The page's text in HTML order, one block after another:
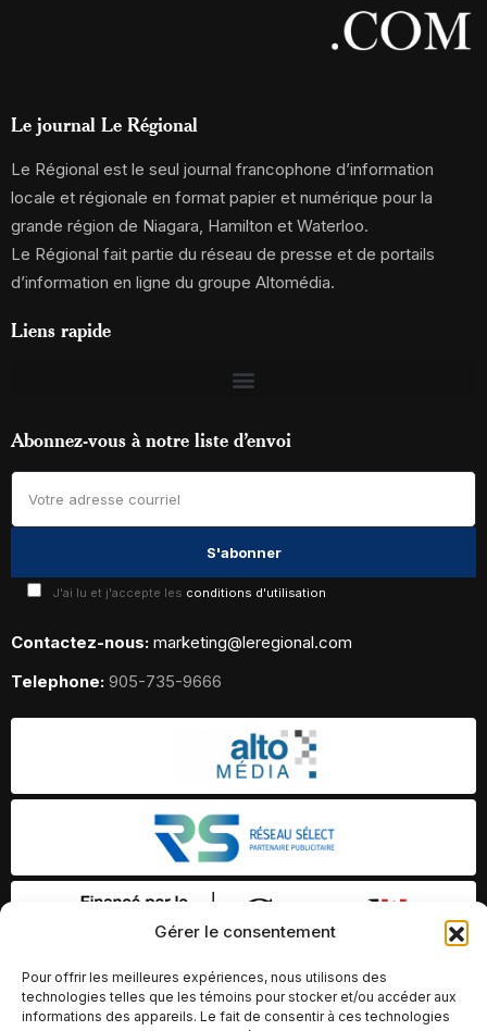
Gérer le consentement
Pour offrir les meilleures expériences, nous utilisons des
technologies telles que les témoins pour stocker et/ou accéder aux
informations des appareils. Le fait de consentir à ces technologies
Le journal Le Régional
Le Régional est le seul journal francophone d’information
locale et régionale en format papier et numérique pour la
grande région de Niagara, Hamilton et Waterloo.
Le Régional fait partie du réseau de presse et de portails
d’information en ligne du groupe Altomédia.
Liens rapide
Abonnez-vous à notre liste d’envoi
J'ai lu et j'accepte les conditions d'utilisation
Contactez-nous: marketing@leregional.com
Telephone: 905-735-9666